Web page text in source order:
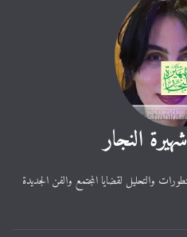
النجار
والتحليل لقضايا المجتمع والفن الجديدة